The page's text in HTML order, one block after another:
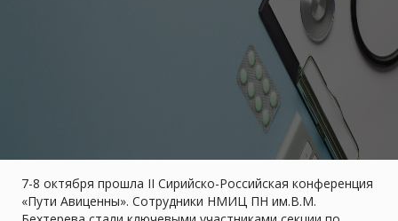
7-8 октября прошла II Сирийско-Российская конференция
«Пути Авиценны». Сотрудники НМИЦ ПН им.В.М.